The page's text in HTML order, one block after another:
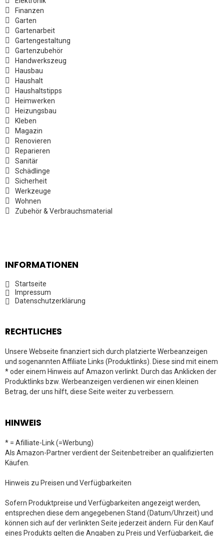
Finanzen
Garten
Gartenarbeit
Gartengestaltung
Gartenzubehör
Handwerkszeug
Hausbau
Haushalt
Haushaltstipps
Heimwerken
Heizungsbau
Kleben
Magazin
Renovieren
Reparieren
Sanitär
Schädlinge
Sicherheit
Werkzeuge
Wohnen
Zubehör & Verbrauchsmaterial
INFORMATIONEN
Startseite
Impressum
Datenschutzerklärung
RECHTLICHES
Unsere Webseite finanziert sich durch platzierte Werbeanzeigen
und sogenannten Affiliate Links (Produktlinks). Diese sind mit einem
* oder einem Hinweis auf Amazon verlinkt. Durch das Anklicken der
Produktlinks bzw. Werbeanzeigen verdienen wir einen kleinen
Betrag, der uns hilft, diese Seite weiter zu verbessern.
HINWEIS
* = Afilliate-Link (=Werbung)
Als Amazon-Partner verdient der Seitenbetreiber an qualifizierten
Käufen.
Hinweis zu Preisen und Verfügbarkeiten
Sofern Produktpreise und Verfügbarkeiten angezeigt werden,
entsprechen diese dem angegebenen Stand (Datum/Uhrzeit) und
können sich auf der verlinkten Seite jederzeit ändern. Für den Kauf
eines Produkts gelten die Angaben zu Preis und Verfügbarkeit, die